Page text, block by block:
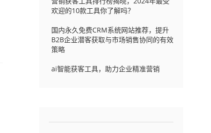
欢迎的10款工具你了解吗？
国内永久免费CRM系统网站推荐，提升
B2B企业潜客获取与市场销售协同的有效
策略
ai智能获客工具，助力企业精准营销